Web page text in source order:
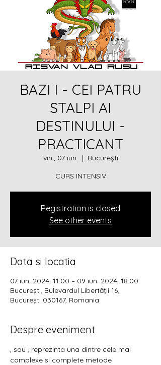
BAZI I - CEI PATRU
STALPI AI
DESTINULUI -
PRACTICANT
vin., 07 iun.
  |
București
CURS INTENSIV
Registration is closed
See other events
Data si locatia
07 iun. 2024, 11:00 – 09 iun. 2024, 18:00
București, Bulevardul Libertății 16,
București 030167, Romania
Despre eveniment
, sau , reprezinta una dintre cele mai
complexe si complete metode